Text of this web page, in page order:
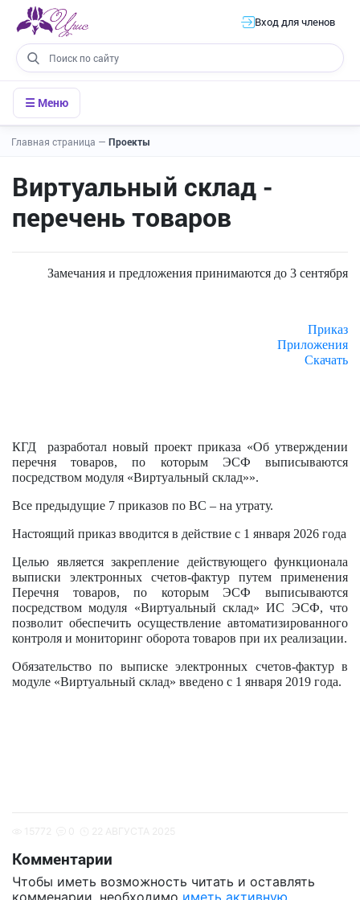
Вход для членов
☰ Меню
Главная страница — Проекты
Виртуальный склад -
перечень товаров
Замечания и предложения принимаются до 3 сентября
Приказ
Приложения
Скачать
КГД разработал новый проект приказа «Об утверждении
перечня товаров, по которым ЭСФ выписываются
посредством модуля «Виртуальный склад»».
Все предыдущие 7 приказов по ВС – на утрату.
Настоящий приказ вводится в действие с 1 января 2026 года
Целью является закрепление действующего функционала
выписки электронных счетов-фактур путем применения
Перечня товаров, по которым ЭСФ выписываются
посредством модуля «Виртуальный склад» ИС ЭСФ, что
позволит обеспечить осуществление автоматизированного
контроля и мониторинг оборота товаров при их реализации.
Обязательство по выписке электронных счетов-фактур в
модуле «Виртуальный склад» введено с 1 января 2019 года.
Комментарии
Чтобы иметь возможность читать и оставлять
комменарии, необходимо иметь активную